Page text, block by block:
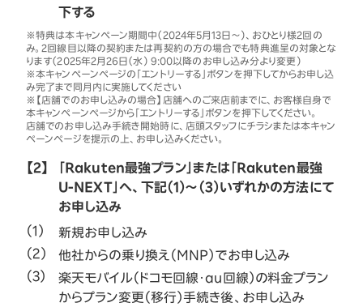
下する
※特典は本キャンペーン期間中（2024年5月13日～）、おひとり様2回の
み。2回線目以降の契約または再契約の方の場合でも特典進呈の対象とな
ります（2025年2月26日（水） 9:00以降のお申し込み分より変更）
※本キャンペーンページの「エントリーする」ボタンを押下してからお申し込
み完了まで同月内に実施してください
※【店舗でのお申し込みの場合】店舗へのご来店前までに、お客様自身で
本キャンペーンページから「エントリーする」ボタンを押下してください。
店舗でのお申し込み手続き開始時に、店頭スタッフにチラシまたは本キャン
ペーンページを提示の上、お申し込みください。
【2】
「Rakuten最強プラン」または「Rakuten最強
U-NEXT」へ、下記（1）～（3）いずれかの方法にて
お申し込み
新規お申し込み
他社からの乗り換え（MNP）でお申し込み
楽天モバイル（ドコモ回線・au回線）の料金プラン
からプラン変更（移行）手続き後、お申し込み